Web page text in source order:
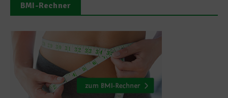
BMI-Rechner